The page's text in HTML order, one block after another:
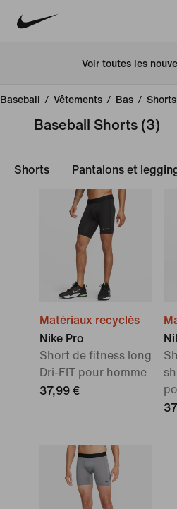
Voir toutes les
Baseball / Vêtements / Bas / Shorts
Baseball Shorts (3)
Shorts Pantalons et
Matériaux recyclés
Nike Pro
Short de fitness long
Dri-FIT pour homme
37,99 €